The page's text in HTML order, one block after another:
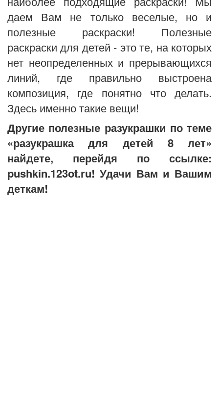
даем Вам не только веселые, но и
полезные раскраски! Полезные
раскраски для детей - это те, на которых
нет неопределенных и прерывающихся
линий, где правильно выстроена
композиция, где понятно что делать.
Здесь именно такие вещи!
Другие полезные разукрашки по теме
«разукрашка для детей 8 лет»
найдете, перейдя по ссылке:
pushkin.123ot.ru! Удачи Вам и Вашим
деткам!